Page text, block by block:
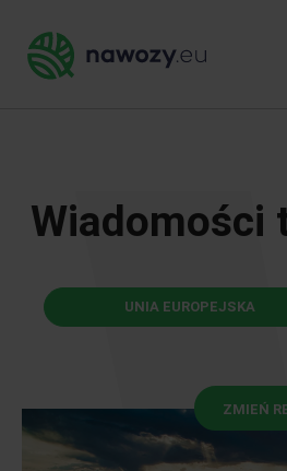
Wiadomości
UNIA EUROPEJSKA
ZMIEŃ